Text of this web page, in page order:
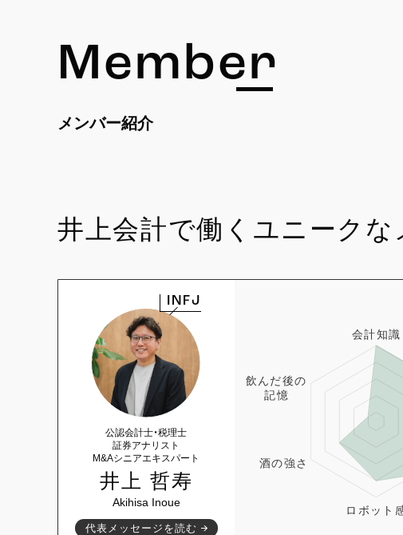
Member
メンバー紹介
井上会計で働くユニークな
INFJ
公認会計士・税理士
証券アナリスト
M&Aシニアエキスパート
井上 哲寿
Akihisa Inoue
代表メッセージを読む